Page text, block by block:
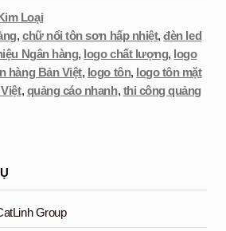
Loại
,chữ nổi tôn sơn hấp nhiệt,đèn led
Ngân hàng, logo chất lượng, logo
hàng Bản Việt, logo tôn, logo tôn mặt
, quảng cáo nhanh, thi công quảng
Group